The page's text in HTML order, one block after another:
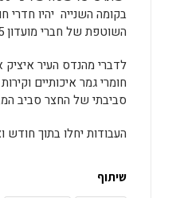
בקומה השנייה יהיו חדרי
השוטפת של חברי מועדון 55+ ולפעילות חוגים מגוונות של המתנ”ס
לדברי מהנדס העיר איציק
חומרי גמר איכותיים
סביבתי של החצר סביב
העבודות יחלו בתוך חודש
שיתוף